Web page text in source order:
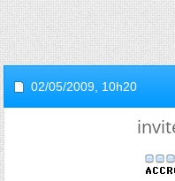
02/05/2009, 10h20